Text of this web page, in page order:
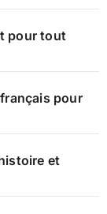
pour tout
pour
et